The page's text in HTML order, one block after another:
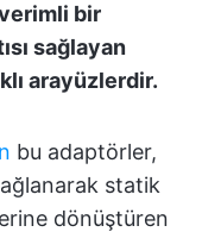
verimli bir
sağlayan
arayüzlerdir.
bu adaptörler,
statik
dönüştüren